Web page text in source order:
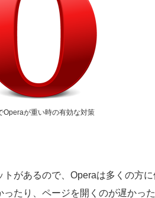
Operaが重い時の有効な対策
があるので、Operaは多くの方
たり、ページを開くのが遅かっ